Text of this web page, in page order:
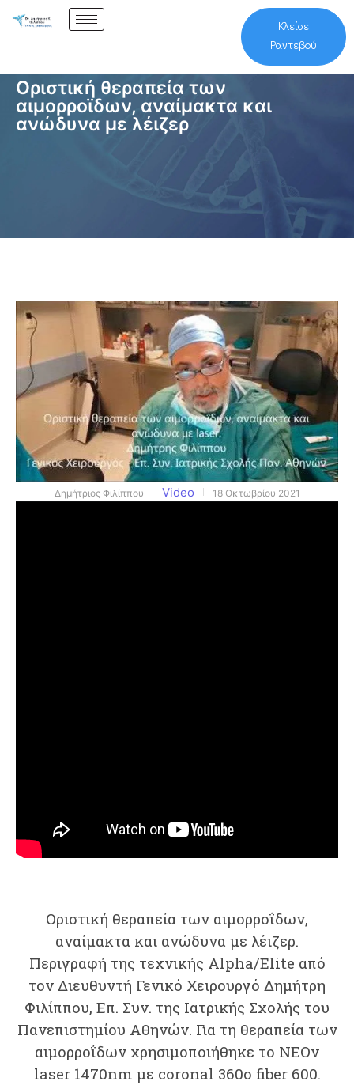
Κλείσε
Ραντεβού
Οριστική θεραπεία των
αιμορροϊδων, αναίμακτα και
ανώδυνα με λέιζερ
Δημήτριος Φιλίππου Video 18 Οκτωβρίου 2021
Οριστική θεραπεία των αιμορροΐδων,
αναίμακτα και ανώδυνα με λέιζερ.
Περιγραφή της τεχνικής Alpha/Elite από
τον Διευθυντή Γενικό Χειρουργό Δημήτρη
Φιλίππου, Επ. Συν. της Ιατρικής Σχολής του
Πανεπιστημίου Αθηνών. Για τη θεραπεία των
αιμορροΐδων χρησιμοποιήθηκε το NEOv
laser 1470nm με coronal 360o fiber 600.